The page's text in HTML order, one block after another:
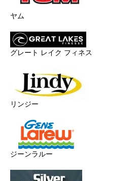
ヤム
グレート レイク フィネス
リンジー
ジーンラルー